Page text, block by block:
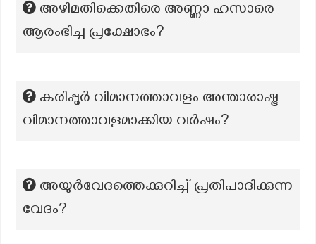
അഴിമതിക്കെതിരെ അണ്ണാ ഹസാരെ
ആരംഭിച്ച പ്രക്ഷോഭം?
കരിപ്പൂർ വിമാനത്താവളം അന്താരാഷ്ട്ര
വിമാനത്താവളമാക്കിയ വർഷം?
അയുർവേദത്തെക്കുറിച്ച് പ്രതിപാദിക്കുന്ന
വേദം?